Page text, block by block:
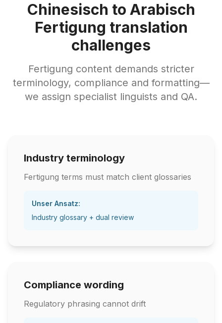
Chinesisch to Arabisch
Fertigung translation
challenges
Fertigung content demands stricter
terminology, compliance and formatting—
we assign specialist linguists and QA.
Industry terminology
Fertigung terms must match client glossaries
Unser Ansatz:
Industry glossary + dual review
Compliance wording
Regulatory phrasing cannot drift